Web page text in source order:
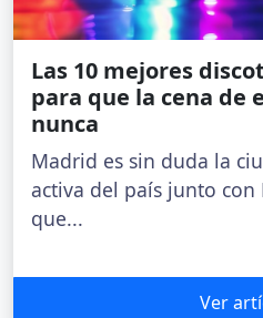
Las 10 mejores
para que la cena de
nunca
Madrid es sin duda la
activa del país junto con
que...
Ver